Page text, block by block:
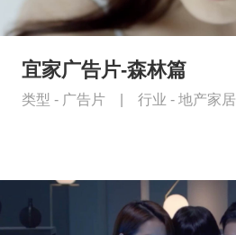
宜家广告片-森林篇
类型 - 广告片 行业 - 地产家居